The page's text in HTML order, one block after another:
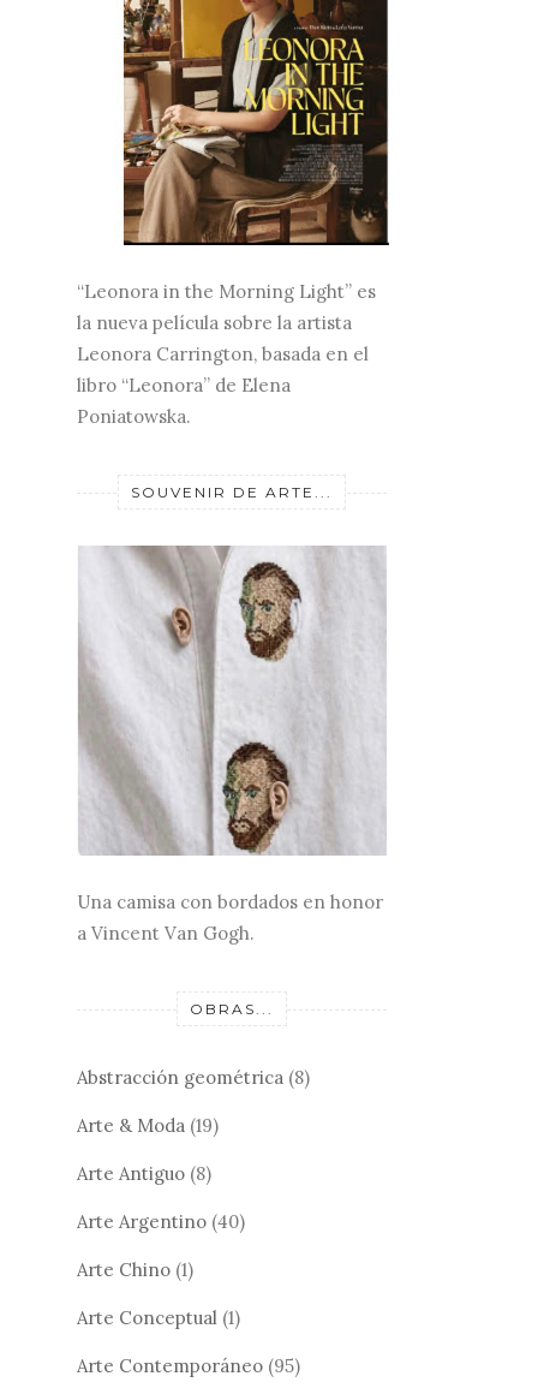
“Leonora in the Morning Light” es
la nueva película sobre la artista
Leonora Carrington, basada en el
libro “Leonora” de Elena
Poniatowska.
SOUVENIR DE ARTE...
Una camisa con bordados en honor
a Vincent Van Gogh.
OBRAS...
Abstracción geométrica (8)
Arte & Moda (19)
Arte Antiguo (8)
Arte Argentino (40)
Arte Chino (1)
Arte Conceptual (1)
Arte Contemporáneo (95)